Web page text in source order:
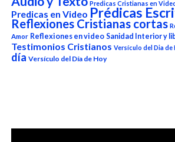
Predicas Cristianas en
Predicas en Video Prédicas
Reflexiones Cristianas cortas
Amor Reflexiones en video Sanidad Interior y
Testimonios Cristianos Versículo del Dia de
día Versículo del Día de Hoy
Reproductor